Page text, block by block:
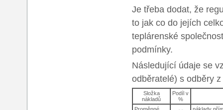
Je třeba dodat, že
to jak co do jejích
teplárenské
podmínky.
Následující údaje se
odběratelé) s odběry
Složka
nákladů
Podíl v
%